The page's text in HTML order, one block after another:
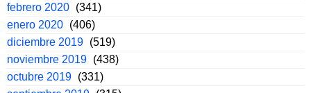
febrero 2020 (341)
enero 2020 (406)
diciembre 2019 (519)
noviembre 2019 (438)
octubre 2019 (331)